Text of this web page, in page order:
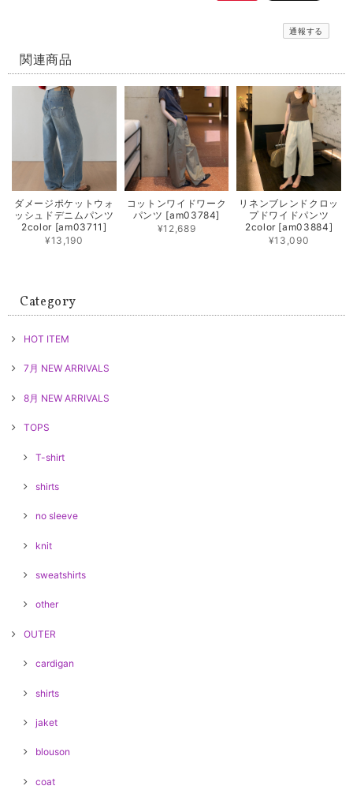
通報する
関連商品
ダメージポケットウォ
ッシュドデニムパンツ
2color [am03711]
¥13,190
コットンワイドワーク
パンツ [am03784]
¥12,689
リネンブレンドクロッ
プドワイドパンツ
2color [am03884]
¥13,090
Category
HOT ITEM
7月 NEW ARRIVALS
8月 NEW ARRIVALS
TOPS
T-shirt
shirts
no sleeve
knit
sweatshirts
other
OUTER
cardigan
shirts
jaket
blouson
coat